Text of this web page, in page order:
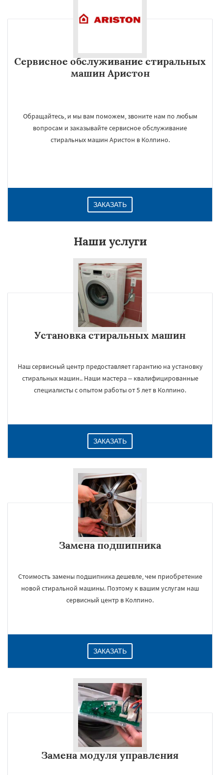
Сервисное обслуживание стиральных
машин Аристон
Обращайтесь, и мы вам поможем, звоните нам по любым
вопросам и заказывайте сервисное обслуживание
стиральных машин Аристон в Колпино.
ЗАКАЗАТЬ
Наши услуги
Установка стиральных машин
Наш сервисный центр предоставляет гарантию на установку
стиральных машин.. Наши мастера – квалифицированные
специалисты с опытом работы от 5 лет в Колпино.
ЗАКАЗАТЬ
Замена подшипника
Стоимость замены подшипника дешевле, чем приобретение
новой стиральной машины. Поэтому к вашим услугам наш
сервисный центр в Колпино.
ЗАКАЗАТЬ
Замена модуля управления
Даю согласие на обработку персональных данных